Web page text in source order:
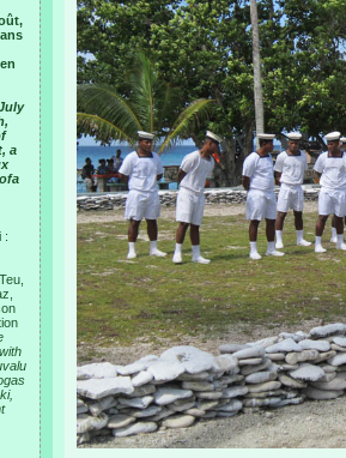
a
: